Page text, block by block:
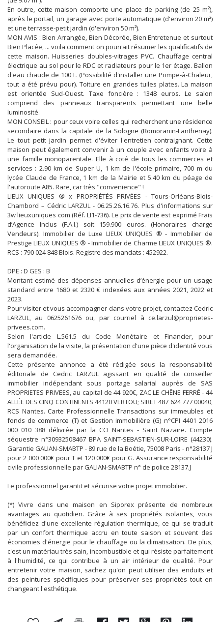
En outre, cette maison comporte une place de parking (de 25 m²),
après le portail, un garage avec porte automatique (d'environ 20 m²)
et une terrasse-petit jardin (d'environ 50 m²).
MON AVIS : Bien Arrangée, Bien Décorée, Bien Entretenue et surtout
Bien Placée, ... voila comment on pourrait résumer les qualificatifs de
cette maison. Huisseries doubles-vitrages PVC. Chauffage central
électrique au sol pour le RDC et radiateurs pour le 1er étage. Ballon
d'eau chaude de 100 L. (Possibilité d'installer une Pompe-à-Chaleur,
tout a été prévu pour). Toiture en grandes tuiles plates. La maison
est orientée Sud-Ouest. Taxe foncière : 1348 euros. Le salon
comprend des panneaux transparents permettant une belle
luminosité.
MON CONSEIL : pour ceux voire celles qui recherchent une résidence
secondaire dans la capitale de la Sologne (Romoranin-Lanthenay).
Le tout petit jardin permet d'éviter l'entretien contraignant. Cette
maison peut également convenir à un couple avec enfants voire à
une famille monoparentale. Elle à coté de tous les commerces et
services : 2.90 km de Super U, 1 km de l'école primaire, 700 m du
lycée Claude de France, 1 km de la Mairie et 5.40 km du péage de
l'autoroute A85. Rare, car très "convenience" !
LIEUX UNIQUES ® x PROPRIÉTÉS PRIVÉES - Tours-Orléans-Blois-
Chambord – Cédric LARZUL - 06.25.26.16.76. Plus d'informations sur
3w lieuxuniques com (Réf. LI1-736). Le prix de vente est exprimé Frais
d’Agence Inclus (F.A.I.) soit 159.900 euros. (Honoraires charge
Vendeurs). Immobilier de Luxe LIEUX UNIQUES ® - Immobilier de
Prestige LIEUX UNIQUES ® - Immobilier de Charme LIEUX UNIQUES ®.
RCS : 790 024 848 Blois. Registre des mandats : 452922.
DPE : D GES : B
Montant estimé des dépenses annuelles d’énergie pour un usage
standard entre 1680 et 2320 € indexées aux années 2021, 2022 et
2023.
Pour visiter et vous accompagner dans votre projet, contactez Cedric
LARZUL, au 0625261676 ou, par courriel à ce.larzul@proprietes-
privees.com.
Selon l'article L.561.5 du Code Monétaire et Financier, pour
l'organisation de la visite, la présentation d'une pièce d'identité vous
sera demandée.
Cette présente annonce a été rédigée sous la responsabilité
éditoriale de Cedric LARZUL agissant en qualité de conseiller
immobilier indépendant sous portage salarial auprès de SAS
PROPRIETES PRIVEES, au capital de 44 920€, ZAC LE CHÊNE FERRÉ - 44
ALLÉE DES CINQ CONTINENTS 44120 VERTOU; SIRET 487 624 777 00040,
RCS Nantes. Carte Professionnelle Transactions sur immeubles et
fonds de commerce (T) et Gestion immobilière (G) n°CPI 4401 2016
000 010 388 délivrée par la CCI Nantes - Saint Nazaire. Compte
séquestre n°30932508467 BPA SAINT-SEBASTIEN-SUR-LOIRE (44230).
Garantie GALIAN-SMABTP - 89 rue de la Boétie, 75008 Paris - n°28137 J
pour 2 000 000€ pour T et 120 000€ pour G. Assurance responsabilité
civile professionnelle par GALIAN-SMABTP n° de police 28137.J
Le professionnel garantit et sécurise votre projet immobilier.
(*) Vivre dans une maison en Siporex présente de nombreux
avantages au quotidien. Grâce à ses propriétés isolantes, vous
bénéficiez d'une excellente régulation thermique, ce qui se traduit
par un confort thermique accru en toute saison et souvent des
économies d'énergie pour le chauffage ou la climatisation. De plus,
c'est un matériau très sain, incombustible et qui résiste parfaitement
à l'humidité, ce qui contribue à un air intérieur de qualité. Pour
entretenir votre maison, sachez qu'on peut utiliser des enduits et
des peintures spécifiques pour préserver ses propriétés tout en
changeant l'esthétique.